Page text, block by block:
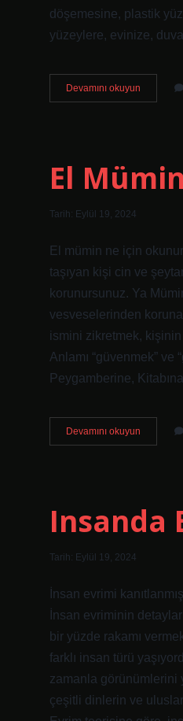
döşemesine, plastik
yüzeylere, evinize,
Devamını okuyun Stickerlar
Ile
El
Tarih: Eylül 19, 2024
El mümin ne için
taşıyan kişi cin ve
korunursunuz. Ya
vesveselerinden
ismini zikretmek, kişinin
Anlamı “güvenmek”
Peygamberine,
Devamını okuyun
Mümin
Insanda
Tarih: Eylül 19, 2024
İnsan evrimi
İnsan evriminin
bir yüzde rakamı
farklı insan türü
zamanla görünümlerini
çeşitli dinlerin ve